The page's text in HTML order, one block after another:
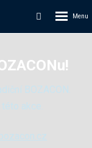
Vyhledávání
menu